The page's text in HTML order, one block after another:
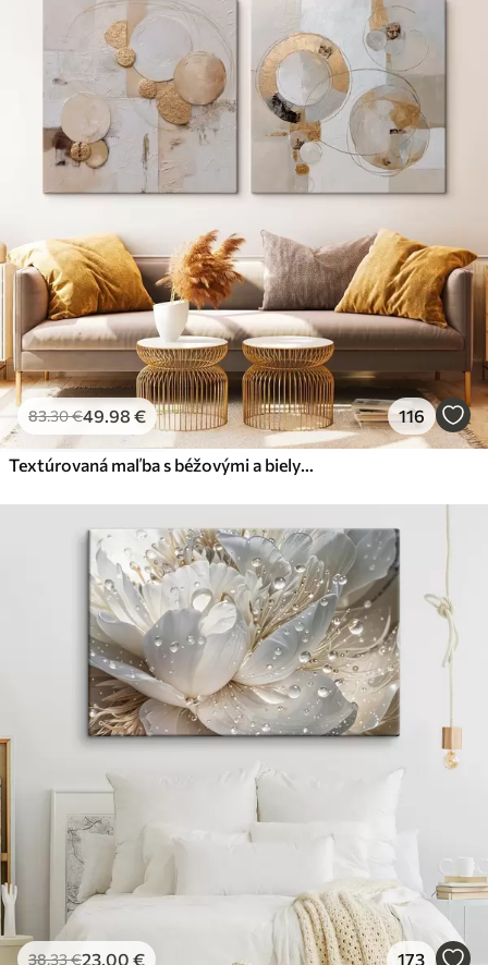
83.30€49.98 € 116
Textúrovaná maľba s béžovými a bielymi tvarmi
38.33€23.00 € 173